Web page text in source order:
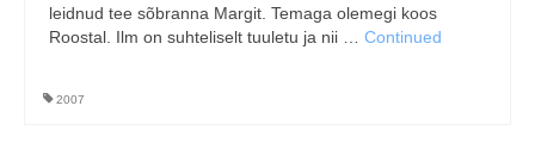
leidnud tee sõbranna Margit. Temaga olemegi koos
Roostal. Ilm on suhteliselt tuuletu ja nii … Continued
2007